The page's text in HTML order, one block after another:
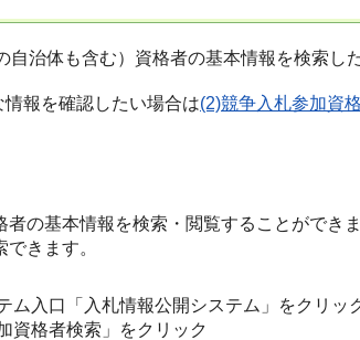
治体も含む）資格者の基本情報を検索し
報を確認したい場合は(2)競争入札参加資
の基本情報を検索・閲覧することができ
きます。
ム入口「入札情報公開システム」をクリッ
資格者検索」をクリック